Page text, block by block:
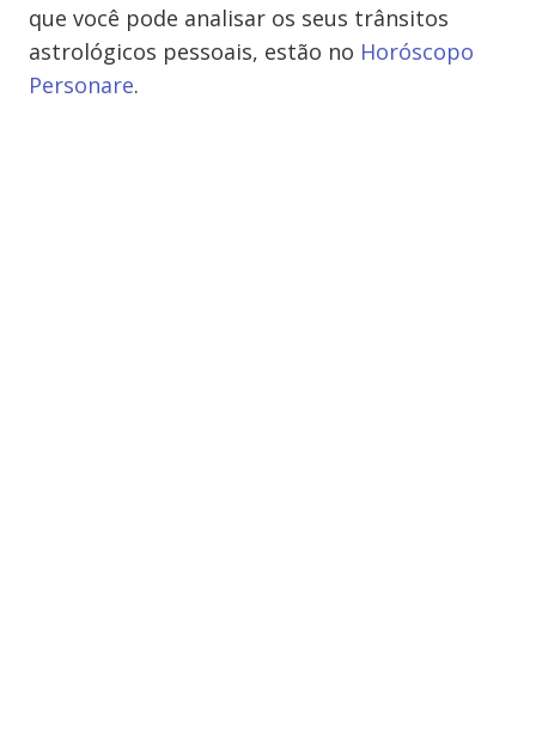
que você pode analisar os seus trânsitos
astrológicos pessoais, estão no Horóscopo
Personare.